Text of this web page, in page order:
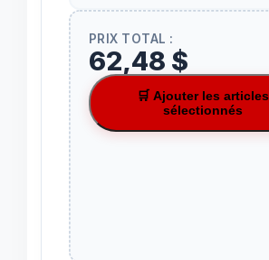
PRIX TOTAL :
62,48 $
🛒 Ajouter les articles
sélectionnés